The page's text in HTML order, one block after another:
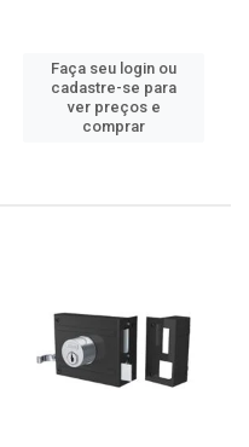
Faça seu login ou
cadastre-se para
ver preços e
comprar